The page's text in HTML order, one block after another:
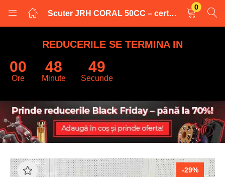
Scuter JRH CORAL 50CC – certificat de înmatriculare, motor EFI, 45 km/h
0
LOGARE
INREGISTRARE
Introduceti numele de utilizator și parola pentru a va autentifica.
Logare
REDUCERILE SE TERMINA IN
00
Ore
48
Minute
48
Secunde
-29%